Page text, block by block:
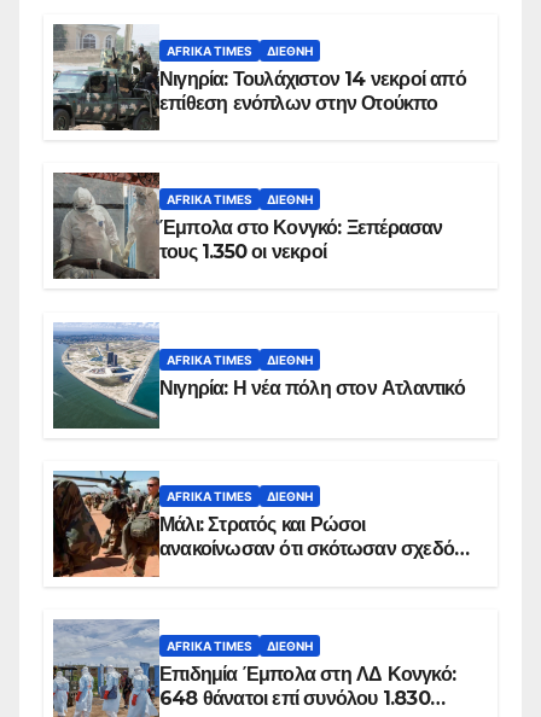
AFRIKA TIMES ΔΙΕΘΝΉ
Νιγηρία: Τουλάχιστον 14 νεκροί από
επίθεση ενόπλων στην Οτούκπο
AFRIKA TIMES ΔΙΕΘΝΉ
Έμπολα στο Κονγκό: Ξεπέρασαν
τους 1.350 οι νεκροί
AFRIKA TIMES ΔΙΕΘΝΉ
Νιγηρία: Η νέα πόλη στον Ατλαντικό
AFRIKA TIMES ΔΙΕΘΝΉ
Μάλι: Στρατός και Ρώσοι
ανακοίνωσαν ότι σκότωσαν σχεδόν
AFRIKA TIMES ΔΙΕΘΝΉ
Επιδημία Έμπολα στη ΛΔ Κονγκό:
648 θάνατοι επί συνόλου 1.830